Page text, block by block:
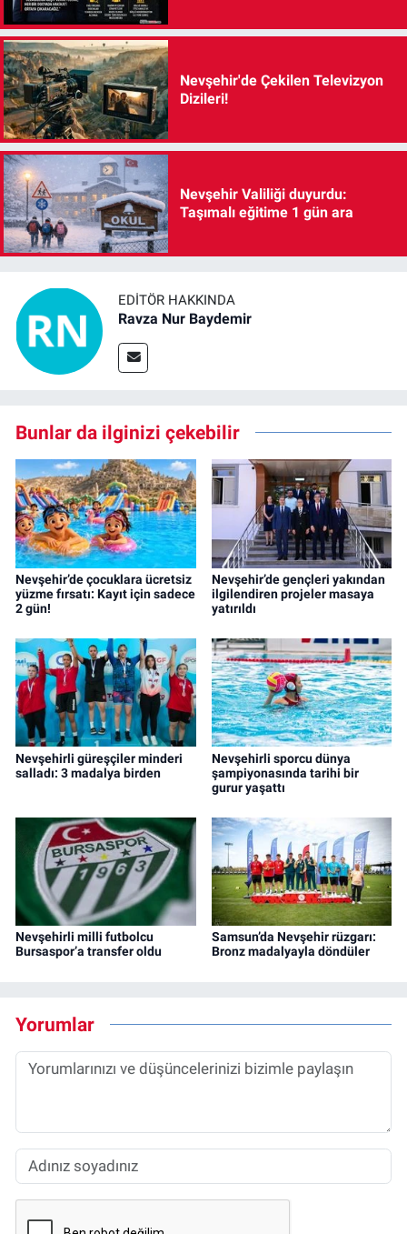
Nevşehir'de Çekilen Televizyon
Dizileri!
Nevşehir Valiliği duyurdu:
Taşımalı eğitime 1 gün ara
EDITÖR HAKKINDA
Ravza Nur Baydemir
Bunlar da ilginizi çekebilir
Nevşehir’de çocuklara ücretsiz
yüzme fırsatı: Kayıt için sadece
2 gün!
Nevşehir’de gençleri yakından
ilgilendiren projeler masaya
yatırıldı
Nevşehirli güreşçiler minderi
salladı: 3 madalya birden
Nevşehirli sporcu dünya
şampiyonasında tarihi bir
gurur yaşattı
Nevşehirli milli futbolcu
Bursaspor’a transfer oldu
Samsun’da Nevşehir rüzgarı:
Bronz madalyayla döndüler
Yorumlar